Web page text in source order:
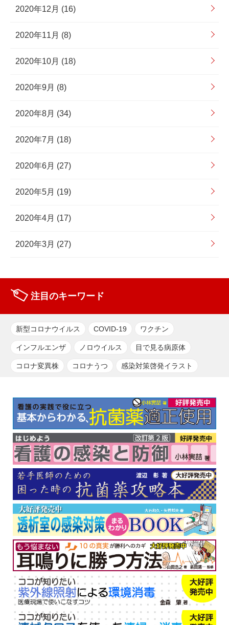
2020年12月 (16)
2020年11月 (8)
2020年10月 (18)
2020年9月 (8)
2020年8月 (34)
2020年7月 (18)
2020年6月 (27)
2020年5月 (19)
2020年4月 (17)
2020年3月 (27)
注目のキーワード
新型コロナウイルス COVID-19 ワクチン
インフルエンザ ノロウイルス 目で見る病原体
コロナ変異株 コロナうつ 感染対策啓発イラスト